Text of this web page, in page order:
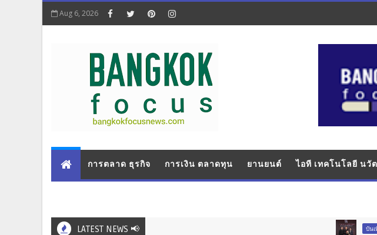
Aug 6, 2026
การตลาด ธุรกิจ การเงิน ตลาดทุน ยานยนต์ ไอที เทคโนโลยี นวั
LATEST NEWS 📢 บันเทิง THE